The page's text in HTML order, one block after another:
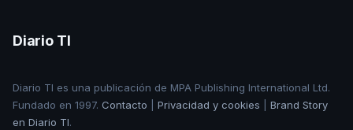
Diario TI
Diario TI es una publicación de MPA Publishing International Ltd.
Fundado en 1997. Contacto Privacidad y cookies
Brand Story
en Diario TI.